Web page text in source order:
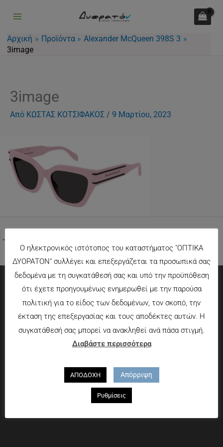
περιεχόμενο
Αρχική Προϊόντα
Alexander McQueen 398S 3
3image
3image
Από ΚΩΣΤΑΣ ΚΟΤΣΙΦΑΚΟΣ / 9 Μαρτίου, 2023
←
Πληροφορίες
Τρόποι πληρωμής
Τρόποι αποστολής
Πολιτική επιστροφών
Που θα μας βρείτε
Χαροκόπου 13-15, Αθήνα 176 72
Ο ηλεκτρονικός ιστότοπος του καταστήματος "ΟΠΤΙΚΑ
ΔΥΟΡΑΤΟΝ" συλλέγει και επεξεργάζεται τα προσωπικά σας
δεδομένα με τη συγκατάθεσή σας και υπό την προϋπόθεση
ότι έχετε προηγουμένως ενημερωθεί με την παρούσα
πολιτική για το είδος των δεδομένων, τον σκοπό, την
έκταση της επεξεργασίας και τους αποδέκτες αυτών. Η
συγκατάθεσή σας μπορεί να ανακληθεί ανά πάσα στιγμή.
Διαβάστε περισσότερα
ΑΠΟΔΟΧΗ Απόρριψη
Ρυθμίσεις